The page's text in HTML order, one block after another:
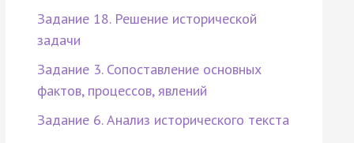
Задание 18. Решение исторической
задачи
Задание 3. Сопоставление основных
фактов, процессов, явлений
Задание 6. Анализ исторического текста